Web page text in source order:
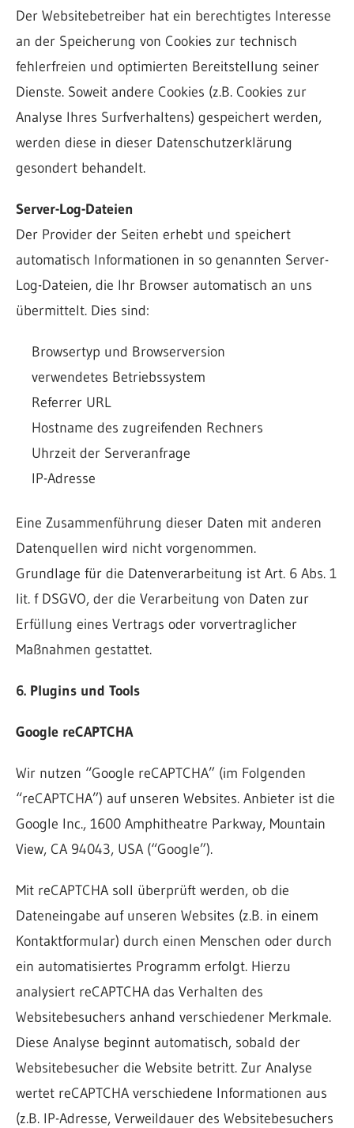
Der Websitebetreiber hat ein berechtigtes Interesse
an der Speicherung von Cookies zur technisch
fehlerfreien und optimierten Bereitstellung seiner
Dienste. Soweit andere Cookies (z.B. Cookies zur
Analyse Ihres Surfverhaltens) gespeichert werden,
werden diese in dieser Datenschutzerklärung
gesondert behandelt.
Server-Log-Dateien
Der Provider der Seiten erhebt und speichert
automatisch Informationen in so genannten Server-
Log-Dateien, die Ihr Browser automatisch an uns
übermittelt. Dies sind:
Browsertyp und Browserversion
verwendetes Betriebssystem
Referrer URL
Hostname des zugreifenden Rechners
Uhrzeit der Serveranfrage
IP-Adresse
Eine Zusammenführung dieser Daten mit anderen
Datenquellen wird nicht vorgenommen.
Grundlage für die Datenverarbeitung ist Art. 6 Abs. 1
lit. f DSGVO, der die Verarbeitung von Daten zur
Erfüllung eines Vertrags oder vorvertraglicher
Maßnahmen gestattet.
6. Plugins und Tools
Google reCAPTCHA
Wir nutzen “Google reCAPTCHA” (im Folgenden
“reCAPTCHA”) auf unseren Websites. Anbieter ist die
Google Inc., 1600 Amphitheatre Parkway, Mountain
View, CA 94043, USA (“Google”).
Mit reCAPTCHA soll überprüft werden, ob die
Dateneingabe auf unseren Websites (z.B. in einem
Kontaktformular) durch einen Menschen oder durch
ein automatisiertes Programm erfolgt. Hierzu
analysiert reCAPTCHA das Verhalten des
Websitebesuchers anhand verschiedener Merkmale.
Diese Analyse beginnt automatisch, sobald der
Websitebesucher die Website betritt. Zur Analyse
wertet reCAPTCHA verschiedene Informationen aus
(z.B. IP-Adresse, Verweildauer des Websitebesuchers